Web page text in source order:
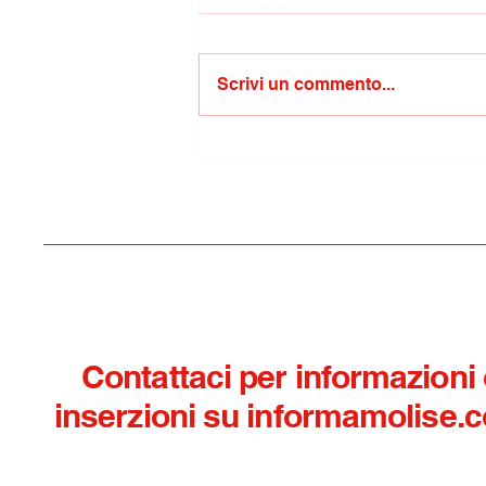
Cioccolato di Modica IGP
Scrivi un commento...
Contattaci per informazioni
inserzioni su